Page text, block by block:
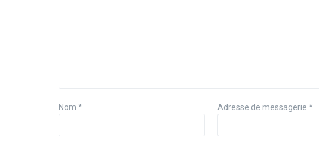
Nom * Adresse de messagerie*